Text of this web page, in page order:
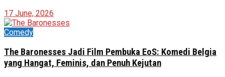
17 June, 2026
Comedy
The Baronesses Jadi Film Pembuka EoS: Komedi Belgia
yang Hangat, Feminis, dan Penuh Kejutan